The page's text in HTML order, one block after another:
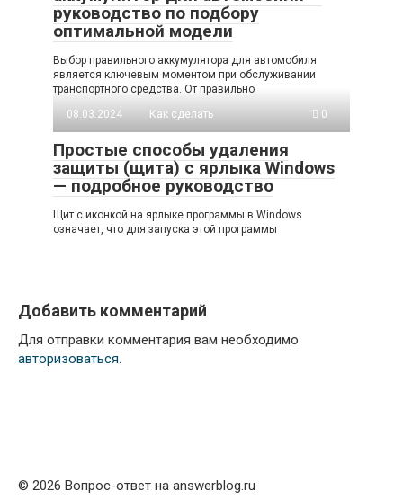
руководство по подбору
оптимальной модели
Выбор правильного аккумулятора для автомобиля
является ключевым моментом при обслуживании
транспортного средства. От правильно
08.03.2024
Как сделать 0
Простые способы удаления
защиты (щита) с ярлыка Windows
— подробное руководство
Щит с иконкой на ярлыке программы в Windows
означает, что для запуска этой программы
Добавить комментарий
Для отправки комментария вам необходимо
авторизоваться.
© 2026 Вопрос-ответ на answerblog.ru